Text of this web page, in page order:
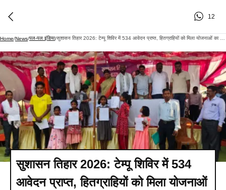
12
Home/News/पल-पल इंडिया/
सुशासन तिहार 2026: टेम्पू शिविर में 534
आवेदन प्राप्त, हितग्राहियों को मिला योजनाओं